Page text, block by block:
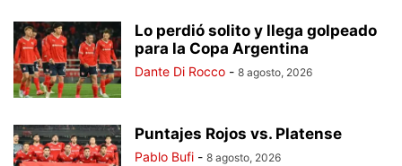
Lo perdió solito y llega golpeado
para la Copa Argentina
Dante Di Rocco - 8 agosto, 2026
Puntajes Rojos vs. Platense
Pablo Bufi - 8 agosto, 2026